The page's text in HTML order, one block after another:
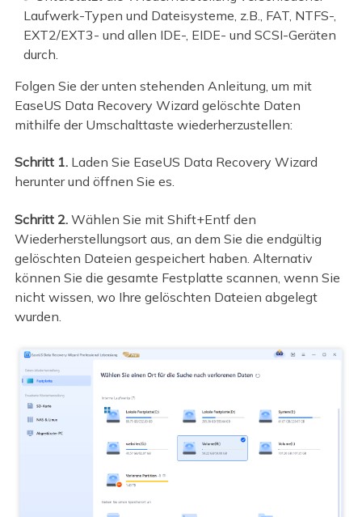
Laufwerk-Typen und Dateisysteme, z.B., FAT, NTFS-,
EXT2/EXT3- und allen IDE-, EIDE- und SCSI-Geräten
durch.
Folgen Sie der unten stehenden Anleitung, um mit
EaseUS Data Recovery Wizard gelöschte Daten
mithilfe der Umschalttaste wiederherzustellen:
Schritt 1.Laden Sie EaseUS Data Recovery Wizard
herunter und öffnen Sie es.
Schritt 2.Wählen Sie mit Shift+Entf den
Wiederherstellungsort aus, an dem Sie die endgültig
gelöschten Dateien gespeichert haben. Alternativ
können Sie die gesamte Festplatte scannen, wenn Sie
nicht wissen, wo Ihre gelöschten Dateien abgelegt
wurden.